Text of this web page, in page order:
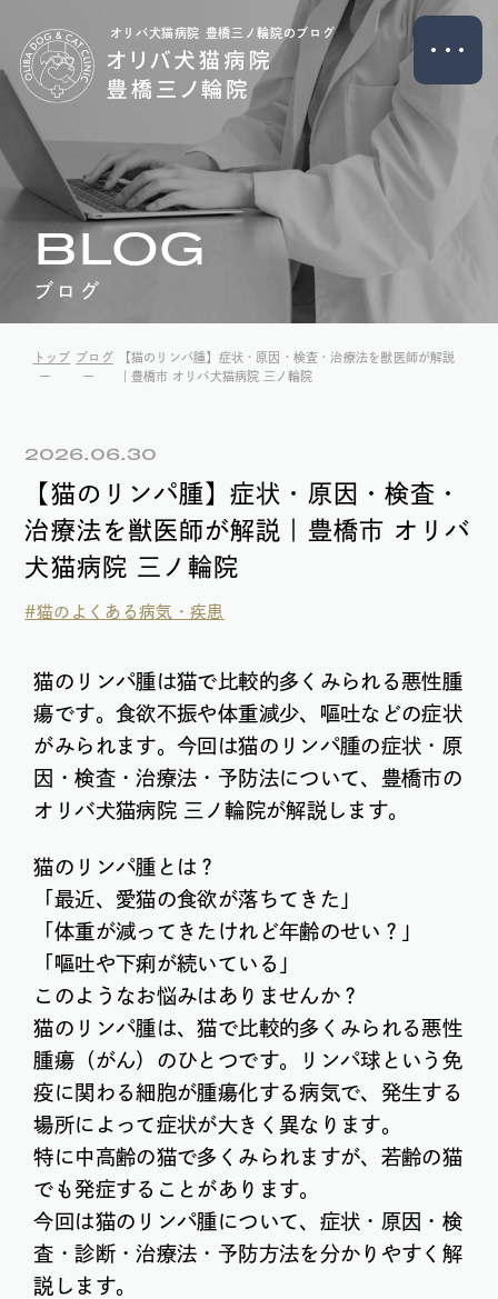
オリバ犬猫病院 豊橋三ノ輪院のブログ
BLOG
ブログ
トップ ブログ
【猫のリンパ腫】症状・原因・検査・治療法を獣医師が解説
｜豊橋市 オリバ犬猫病院 三ノ輪院
2026.06.30
【猫のリンパ腫】症状・原因・検査・
治療法を獣医師が解説｜豊橋市 オリバ
犬猫病院 三ノ輪院
#猫のよくある病気・疾患
猫のリンパ腫は猫で比較的多くみられる悪性腫
瘍です。食欲不振や体重減少、嘔吐などの症状
がみられます。今回は猫のリンパ腫の症状・原
因・検査・治療法・予防法について、豊橋市の
オリバ犬猫病院 三ノ輪院が解説します。
猫のリンパ腫とは？
「最近、愛猫の食欲が落ちてきた」
「体重が減ってきたけれど年齢のせい？」
「嘔吐や下痢が続いている」
このようなお悩みはありませんか？
猫のリンパ腫は、猫で比較的多くみられる悪性
腫瘍（がん）のひとつです。リンパ球という免
疫に関わる細胞が腫瘍化する病気で、発生する
場所によって症状が大きく異なります。
特に中高齢の猫で多くみられますが、若齢の猫
でも発症することがあります。
今回は猫のリンパ腫について、症状・原因・検
査・診断・治療法・予防方法を分かりやすく解
説します。